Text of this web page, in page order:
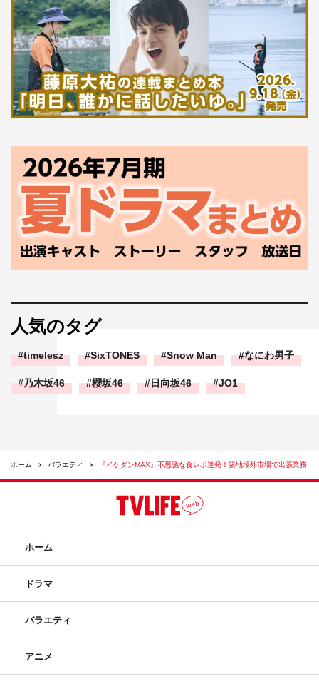
人気のタグ
timelesz SixTONES Snow Man なにわ男子
乃木坂46 櫻坂46 日向坂46 JO1
ホーム バラエティ 『イケダンMAX』不思議な食レポ連発！築地場外市場で出張業務
ホーム
ドラマ
バラエティ
アニメ